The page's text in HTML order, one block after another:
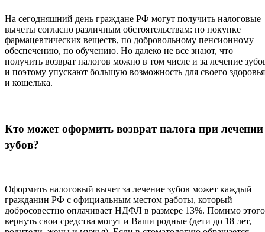
На сегодняшний день граждане РФ могут получить налоговые
вычеты согласно различным обстоятельствам: по покупке
фармацевтических веществ, по добровольному пенсионному
обеспечению, по обучению. Но далеко не все знают, что
получить возврат налогов можно в том числе и за лечение
и поэтому упускают большую возможность для своего здоровья
и кошелька.
Кто может оформить возврат налога при лечении
зубов?
Оформить налоговый вычет за лечение зубов может каждый
гражданин РФ с официальным местом работы, который
добросовестно оплачивает НДФЛ в размере 13%. Помимо
вернуть свои средства могут и Ваши родные (дети до 18 лет,